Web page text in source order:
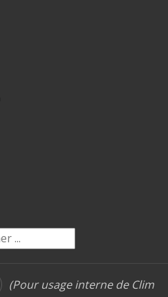
(Pour usage interne de Clim